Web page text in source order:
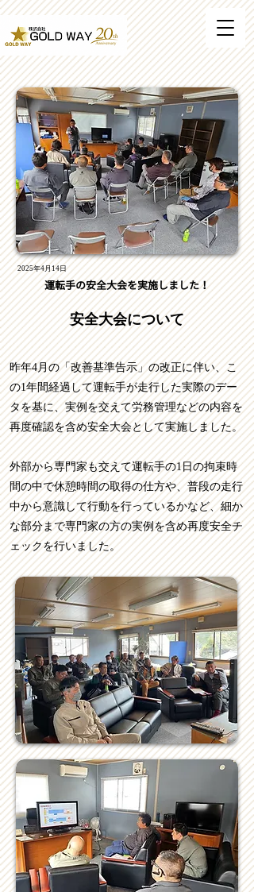
2025年4月14日
運転手の安全大会を実施しました！
安全大会について
昨年4月の「改善基準告示」の改正に伴い、こ
の1年間経過して運転手が走行した実際のデー
タを基に、実例を交えて労務管理などの内容を
再度確認を含め安全大会として実施しました。
外部から専門家も交えて運転手の1日の拘束時
間の中で休憩時間の取得の仕方や、普段の走行
中から意識して行動を行っているかなど、細か
な部分まで専門家の方の実例を含め再度安全チ
ェックを行いました。